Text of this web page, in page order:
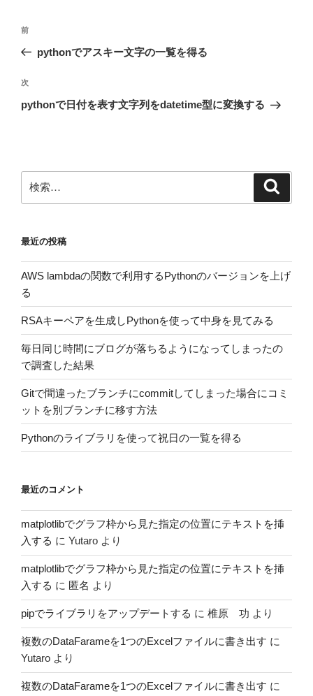
投
ビ
ゲ
ン
前
の
稿
前
pythonでアスキー文字の一覧を得る
次
の
次
pythonで日付を表す文字列をdatetime型に変換する
索:
最近の投稿
AWS lambdaの関数で利用するPythonのバージョンを上げ
る
RSAキーペアを生成しPythonを使って中身を見てみる
毎日同じ時間にブログが落ちるようになってしまったの
で調査した結果
Gitで間違ったブランチにcommitしてしまった場合にコミ
ットを別ブランチに移す方法
Pythonのライブラリを使って祝日の一覧を得る
最近のコメント
matplotlibでグラフ枠から見た指定の位置にテキストを挿
入する に Yutaro より
matplotlibでグラフ枠から見た指定の位置にテキストを挿
入する に 匿名 より
pipでライブラリをアップデートする に 椎原 功 より
複数のDataFarameを1つのExcelファイルに書き出す に
Yutaro より
複数のDataFarameを1つのExcelファイルに書き出す に